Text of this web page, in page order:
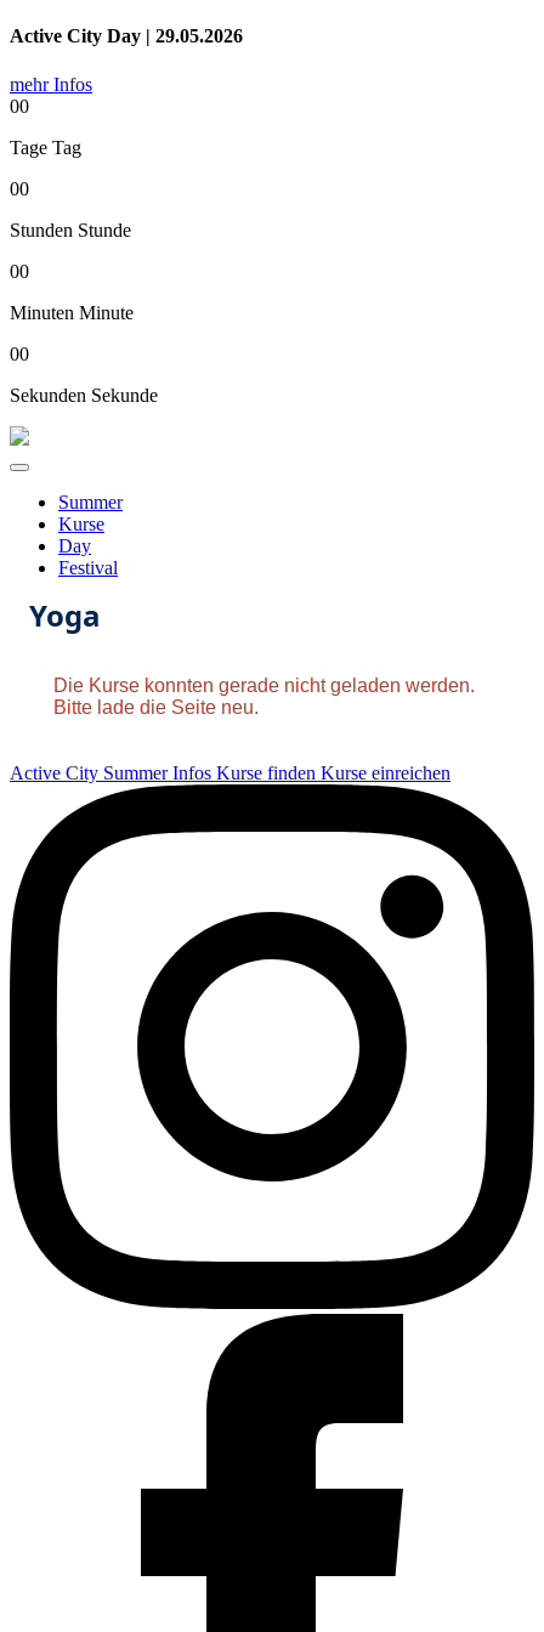
Active City Day | 29.05.2026
mehr Infos
00
Tage Tag
00
Stunden Stunde
00
Minuten Minute
00
Sekunden Sekunde
Summer
Kurse
Day
Festival
Yoga
Die Kurse konnten gerade nicht geladen werden.
Bitte lade die Seite neu.
Active City SummerInfos Kurse finden Kurse einreichen